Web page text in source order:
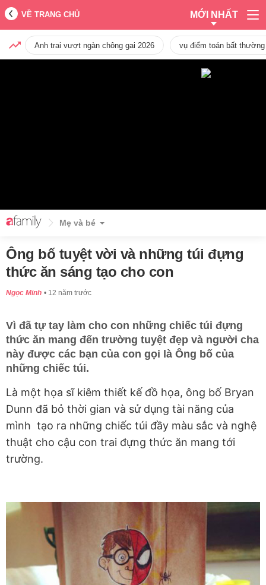
VỀ TRANG CHỦ MỚI NHẤT
Anh trai vượt ngàn chông gai 2026 vụ điểm toán bất
Mẹ và bé
Ông bố tuyệt vời và những túi đựng
thức ăn sáng tạo cho con
Ngọc Minh 12 năm trước
Vì đã tự tay làm cho con những chiếc túi đựng
thức ăn mang đến trường tuyệt đẹp và người cha
này được các bạn của con gọi là Ông bố của
những chiếc túi.
Là một họa sĩ kiêm thiết kế đồ họa, ông bố Bryan
Dunn đã bỏ thời gian và sử dụng tài năng của
mình tạo ra những chiếc túi đầy màu sắc và nghệ
thuật cho cậu con trai đựng thức ăn mang tới
trường.